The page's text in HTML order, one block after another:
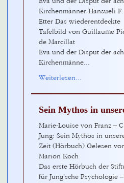
Kirchenmänner Hansueli F.
Etter Das wiederentdeckte
Tafelbild von Guillaume
de Marcillat
Eva und der Disput der
Kirchenmänne...
Weiterlesen...
Sein Mythos in
Marie-Louise von Franz –
Jung: Sein Mythos in
Zeit (Hörbuch) Gelesen
Marion Koch
Das erste Hörbuch der
für Jung’sche Psychologie